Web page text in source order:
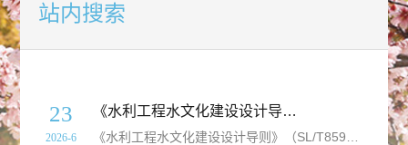
站内搜索
23
2026-6
《水利工程水文化建设设计导则》（SL/T859-2025）【全文附高清